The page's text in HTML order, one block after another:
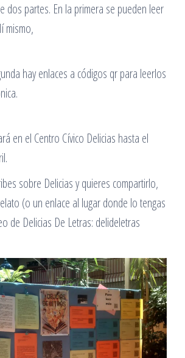
dos partes. En la primera se pueden leer
mismo,
hay enlaces a códigos qr para leerlos
en el Centro Cívico Delicias hasta el
sobre Delicias y quieres compartirlo,
(o un enlace al lugar donde lo tengas
de Delicias De Letras: delideletras